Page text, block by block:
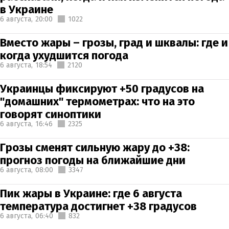
в Украине
6 августа, 20:00 1022
Вместо жары – грозы, град и шквалы: где и
когда ухудшится погода
6 августа, 18:54 2120
Украинцы фиксируют +50 градусов на
"домашних" термометрах: что на это
говорят синоптики
6 августа, 16:46 2325
Грозы сменят сильную жару до +38:
прогноз погоды на ближайшие дни
6 августа, 08:00 3347
Пик жары в Украине: где 6 августа
температура достигнет +38 градусов
6 августа, 06:40 832